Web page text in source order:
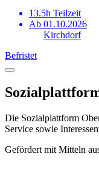
13.5h Teilzeit
Ab 01.10.2026
Kirchdorf
Befristet
Die Sozialplattform
Service sowie
Gefördert mit Mitteln